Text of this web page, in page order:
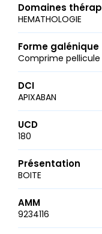
Domaines
HEMATHOLOGIE
Forme galénique
Comprime pellicule
DCI
APIXABAN
UCD
180
Présentation
BOITE
AMM
9234116